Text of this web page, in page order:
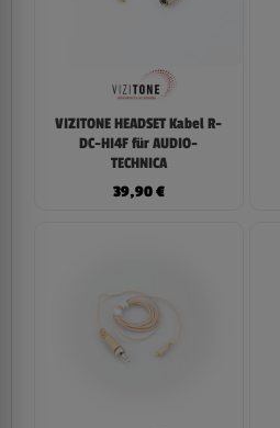
VIZITONE HEADSET Kabel R-
DC-HI4F für AUDIO-
TECHNICA
39,90€